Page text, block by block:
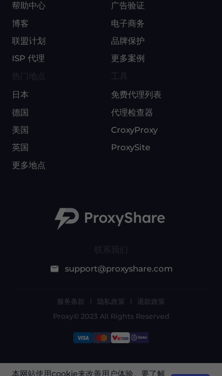
联系我们
support@proxyshare.com
帮助中心
博客
联盟计划
ISP 代理
广告验证
电子商务
品牌保护
更多案例
日本
德国
美国
英国
更多地点
免费代理列表
代理检查器
CroxyProxy
ProxySite
服务条款 隐私政策
退款政策
Proxy© 2023 All Rights Reserved
由于政策原因，此服务在中国大陆不可用。感谢您
本网站使用cookie来改善用户体验。要了解